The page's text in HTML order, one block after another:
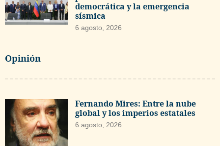
democrática y la emergencia
sísmica
6 agosto, 2026
Opinión
Fernando Mires: Entre la nube
global y los imperios estatales
6 agosto, 2026